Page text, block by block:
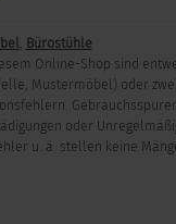
, Bürostühle
Online-Shop sind
Mustermöbel) oder
oder
u. ä. stellen keine